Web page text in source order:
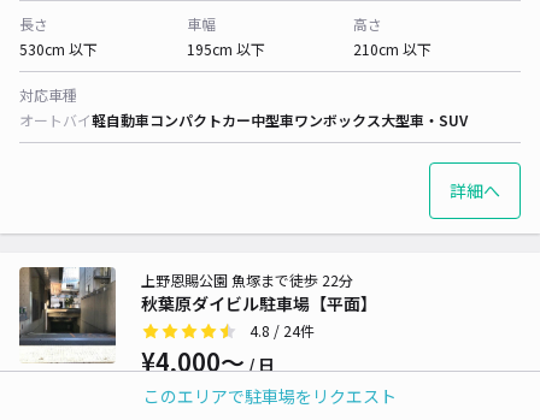
このエリアで駐車場をリクエスト
長さ
530cm 以下
車幅
195cm 以下
高さ
210cm 以下
対応車種
オートバイ軽自動車コンパクトカー中型車ワンボックス大型車・SUV
詳細へ
秋葉原ダイビル駐車場【平面】
上野恩賜公園 魚塚まで徒歩 22分
4.8 / 24件
¥4,000〜/ 日
当日予約不可